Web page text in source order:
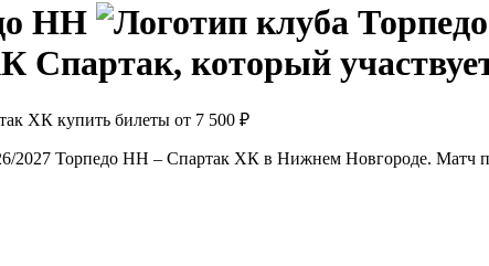
НН
ХК купить билеты от 7 500 ₽
2027 Торпедо НН – Спартак ХК в Нижнем Новгороде. Матч